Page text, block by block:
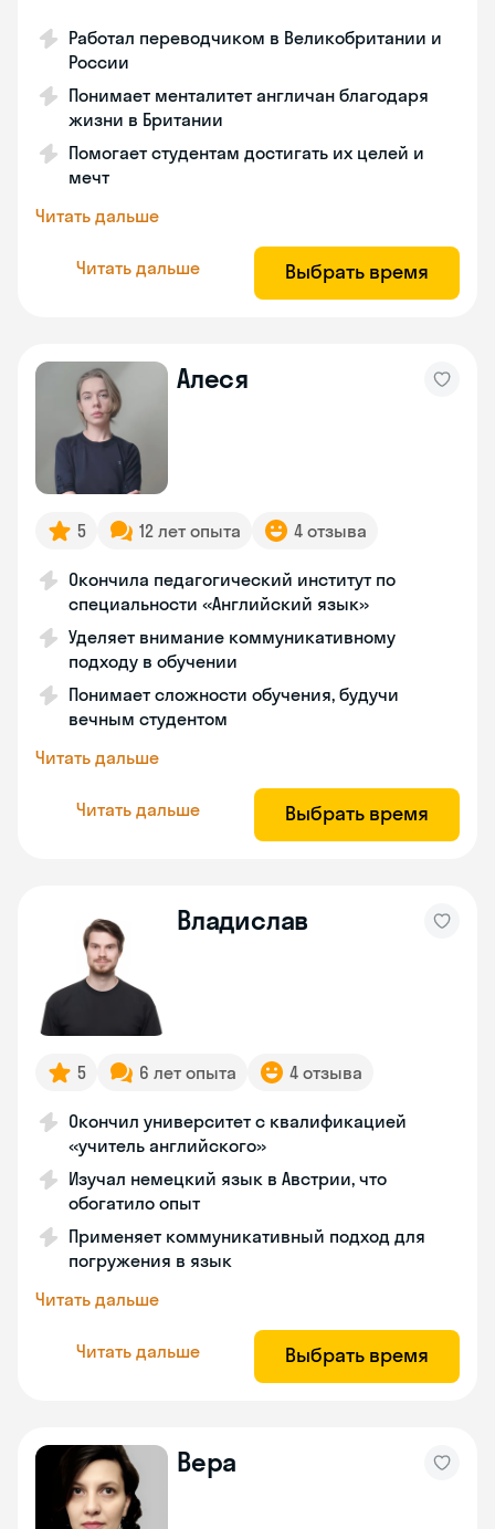
Работал переводчиком в Великобритании и
России
Понимает менталитет англичан благодаря
жизни в Британии
Помогает студентам достигать их целей и
мечт
Читать дальше
Читать дальше Выбрать время
Алеся
5 12 лет опыта 4 отзыва
Окончила педагогический институт по
специальности «Английский язык»
Уделяет внимание коммуникативному
подходу в обучении
Понимает сложности обучения, будучи
вечным студентом
Читать дальше
Читать дальше Выбрать время
Владислав
5 6 лет опыта 4 отзыва
Окончил университет с квалификацией
«учитель английского»
Изучал немецкий язык в Австрии, что
обогатило опыт
Применяет коммуникативный подход для
погружения в язык
Читать дальше
Читать дальше Выбрать время
Вера